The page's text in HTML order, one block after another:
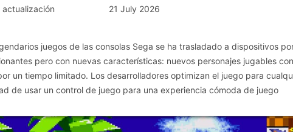
actualización
21 July 2026
juegos de las consolas Sega se ha trasladado a dispositivos
pero con nuevas características: nuevos personajes jugables con
un tiempo limitado. Los desarrolladores optimizan el juego para
de usar un control de juego para una experiencia cómoda de juego